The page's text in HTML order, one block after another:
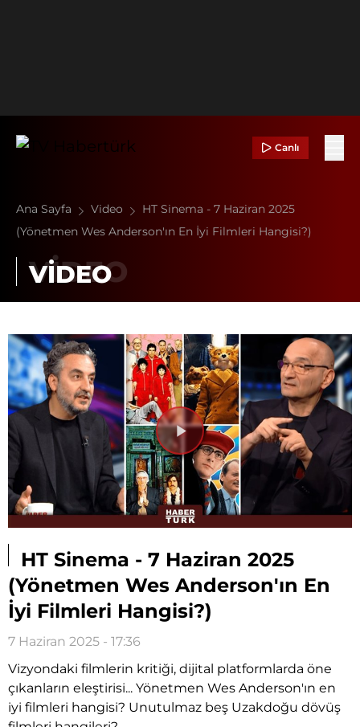
Canlı
Ana Sayfa Video
HT Sinema - 7 Haziran 2025
(Yönetmen Wes Anderson'ın En İyi Filmleri Hangisi?)
VİDEO
Videoyu
Oynat
HT Sinema - 7 Haziran 2025
(Yönetmen Wes Anderson'ın En
İyi Filmleri Hangisi?)
7 Haziran 2025 - 17:36
Vizyondaki filmlerin kritiği, dijital platformlarda öne
çıkanların eleştirisi... Yönetmen Wes Anderson'ın en
iyi filmleri hangisi? Unutulmaz beş Uzakdoğu dövüş